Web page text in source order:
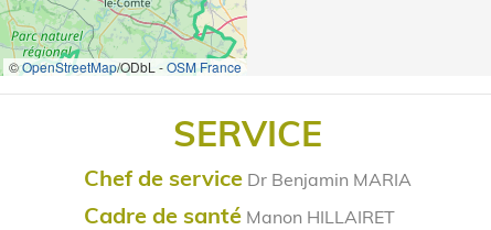
©OpenStreetMap/ODbL -OSM France
SERVICE
Chef de service Dr Benjamin MARIA
Cadre de santé Manon HILLAIRET